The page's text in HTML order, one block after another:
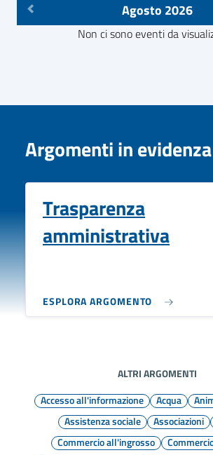
Agosto 2026
Non ci sono eventi da
Argomenti in evidenza
Trasparenza
amministrativa
ESPLORA ARGOMENTO
ALTRI ARGOMENTI
Accesso all'informazione
Acqua
Assistenza sociale
Associazioni
Commercio all'ingrosso